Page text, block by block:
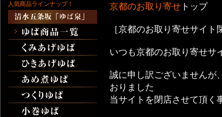
京都のお取り寄せ トップ
［京都のお取り寄せサイト
いつも京都のお取り寄せサ
誠に申し訳ございませんが
おりました
当サイトを閉店させて頂く
人気商品ラインナップ！